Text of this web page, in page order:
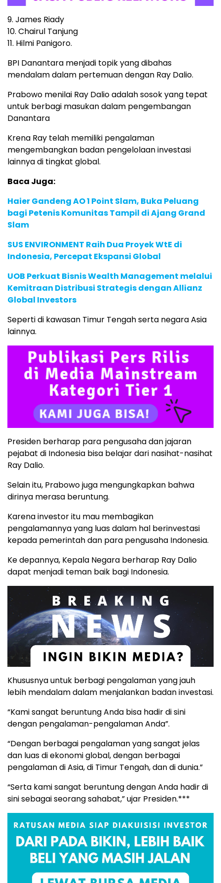
9. James Riady
10. Chairul Tanjung
11. Hilmi Panigoro.
BPI Danantara menjadi topik yang dibahas
mendalam dalam pertemuan dengan Ray Dalio.
Prabowo menilai Ray Dalio adalah sosok yang tepat
untuk berbagi masukan dalam pengembangan
Danantara
Krena Ray telah memiliki pengalaman
mengembangkan badan pengelolaan investasi
lainnya di tingkat global.
Baca Juga:
Haier Gandeng AO 1 Point Slam, Buka Peluang
bagi Petenis Komunitas Tampil di Ajang Grand
Slam
SUS ENVIRONMENT Raih Dua Proyek WtE di
Indonesia, Percepat Ekspansi Global
UOB Perkuat Bisnis Wealth Management melalui
Kemitraan Distribusi Strategis dengan Allianz
Global Investors
Seperti di kawasan Timur Tengah serta negara Asia
lainnya.
Presiden berharap para pengusaha dan jajaran
pejabat di Indonesia bisa belajar dari nasihat-nasihat
Ray Dalio.
Selain itu, Prabowo juga mengungkapkan bahwa
dirinya merasa beruntung.
Karena investor itu mau membagikan
pengalamannya yang luas dalam hal berinvestasi
kepada pemerintah dan para pengusaha Indonesia.
Ke depannya, Kepala Negara berharap Ray Dalio
dapat menjadi teman baik bagi Indonesia.
Khususnya untuk berbagi pengalaman yang jauh
lebih mendalam dalam menjalankan badan investasi.
“Kami sangat beruntung Anda bisa hadir di sini
dengan pengalaman-pengalaman Anda”.
“Dengan berbagai pengalaman yang sangat jelas
dan luas di ekonomi global, dengan berbagai
pengalaman di Asia, di Timur Tengah, dan di dunia.”
“Serta kami sangat beruntung dengan Anda hadir di
sini sebagai seorang sahabat,” ujar Presiden.***